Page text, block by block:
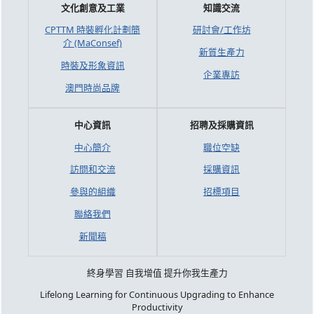
文化創意及工業
CPTTM 時裝孵化計劃簡
介 (MaConsef)
時裝及形象資訊
澳門時尚品牌
知識交流
研討會/工作坊
新質生產力
企業專訪
中心資訊
中心簡介
訪問和交流
參與的組織
聯絡我們
新聞稿
招聘及採購資訊
職位空缺
採購資訊
招標項目
終身學習 自我增值 提升你我生產力
Lifelong Learning for Continuous Upgrading to Enhance
Productivity